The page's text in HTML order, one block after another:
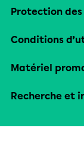
Protection
Conditions
Matériel
Recherche et